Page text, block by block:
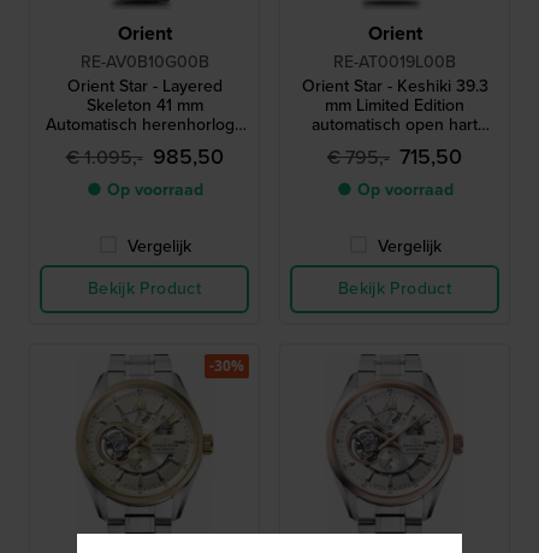
Orient
RE-AV0B10G00B
Orient Star - Layered
Skeleton 41 mm
Automatisch herenhorloge
met gangreserve
€ 1.095,- 985,50
● Op voorraad
Vergelijk
Bekijk Product
Orient
RE-AT0019L00B
Orient Star - Keshiki 39.3
mm Limited Edition
automatisch open hart
horloge
€ 795,- 715,50
● Op voorraad
Vergelijk
Bekijk Product
-30%